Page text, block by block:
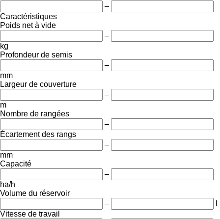
–
Caractéristiques
Poids net à vide
–
kg
Profondeur de semis
–
mm
Largeur de couverture
–
m
Nombre de rangées
–
Écartement des rangs
–
mm
Capacité
–
ha/h
Volume du réservoir
–
Vitesse de travail